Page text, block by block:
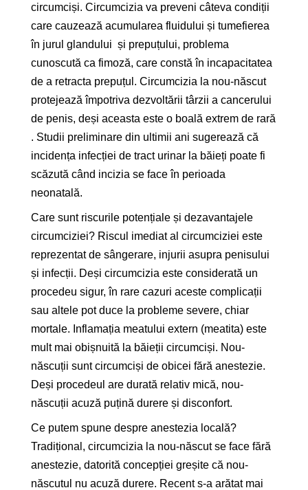
circumciși. Circumcizia va preveni câteva condiții
care cauzează acumularea fluidului și tumefierea
în jurul glandului și prepuțului, problema
cunoscută ca fimoză, care constă în incapacitatea
de a retracta prepuțul. Circumcizia la nou-născut
protejează împotriva dezvoltării târzii a cancerului
de penis, deși aceasta este o boală extrem de rară
. Studii preliminare din ultimii ani sugerează că
incidența infecției de tract urinar la băieți poate fi
scăzută când incizia se face în perioada
neonatală.
Care sunt riscurile potențiale și dezavantajele
circumciziei? Riscul imediat al circumciziei este
reprezentat de sângerare, injurii asupra penisului
și infecții. Deși circumcizia este considerată un
procedeu sigur, în rare cazuri aceste complicații
sau altele pot duce la probleme severe, chiar
mortale. Inflamația meatului extern (meatita) este
mult mai obișnuită la băieții circumciși. Nou-
născuții sunt circumciși de obicei fără anestezie.
Deși procedeul are durată relativ mică, nou-
născuții acuză puțină durere și disconfort.
Ce putem spune despre anestezia locală?
Tradițional, circumcizia la nou-născut se face fără
anestezie, datorită concepției greșite că nou-
născutul nu acuză durere. Recent s-a arătat mai